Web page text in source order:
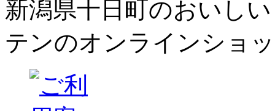
新潟県十日町のおいし
テンのオンラインショ